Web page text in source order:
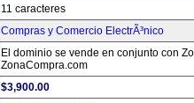
11 caracteres
Compras y Comercio ElectrÃ³nico
El dominio se vende en conjunto con
ZonaCompra.com
$3,900.00